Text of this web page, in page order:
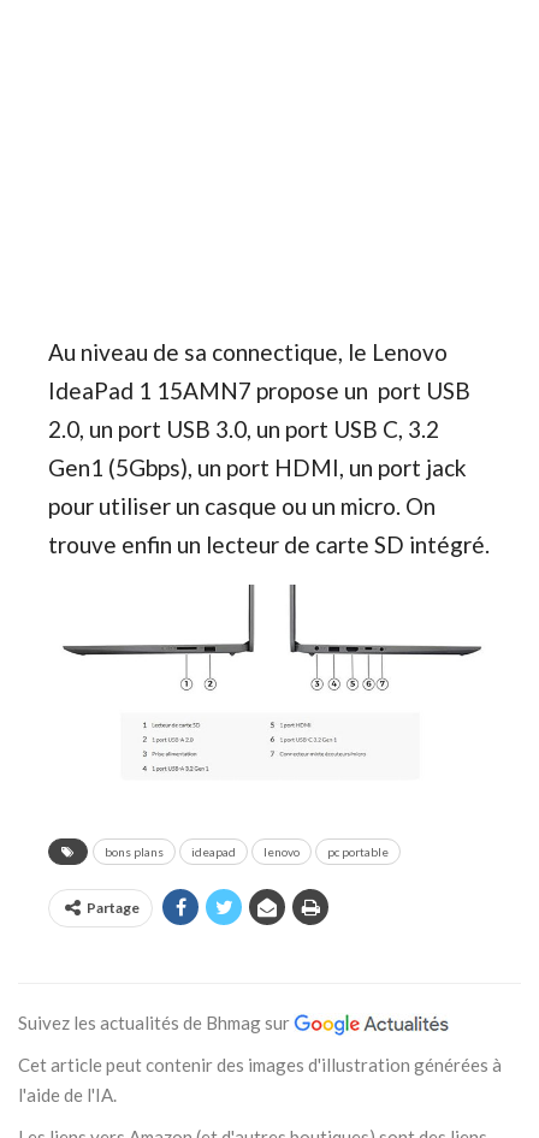
Au niveau de sa connectique, le Lenovo
IdeaPad 1 15AMN7 propose un port USB
2.0, un port USB 3.0, un port USB C, 3.2
Gen1 (5Gbps), un port HDMI, un port jack
pour utiliser un casque ou un micro. On
trouve enfin un lecteur de carte SD intégré.
bons plans ideapad lenovo pc portable
Partage
Suivez les actualités de Bhmag sur
Cet article peut contenir des images d'illustration générées à
l'aide de l'IA.